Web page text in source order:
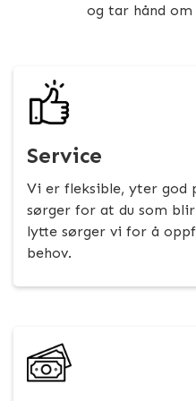
og tar hånd
Service
Vi er fleksible, yter god
sørger for at du som
lytte sørger vi for å
behov.